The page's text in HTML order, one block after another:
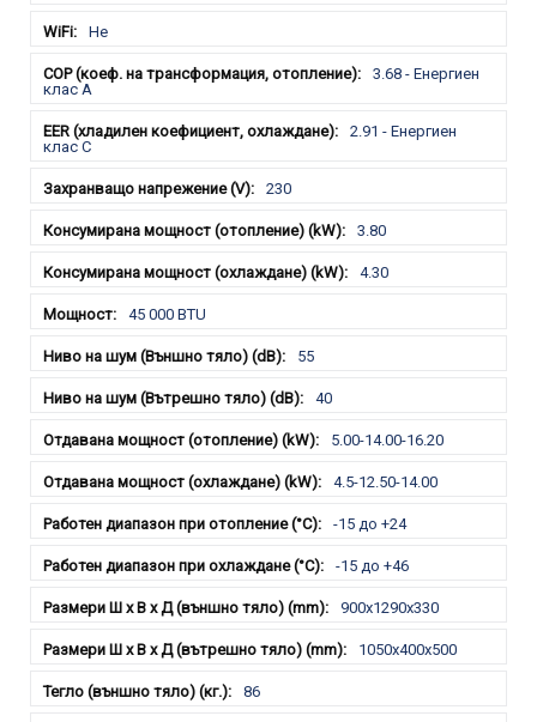
Не
3.68 - Енергиен
клас A
2.91 - Енергиен
клас С
230
3.80
4.30
45 000 BTU
55
40
5.00-14.00-16.20
4.5-12.50-14.00
-15 до +24
-15 до +46
900x1290x330
1050x400x500
86